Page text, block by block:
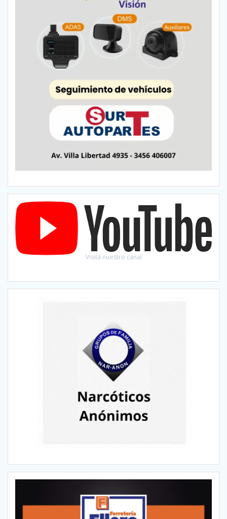
Visitá nuestro canal